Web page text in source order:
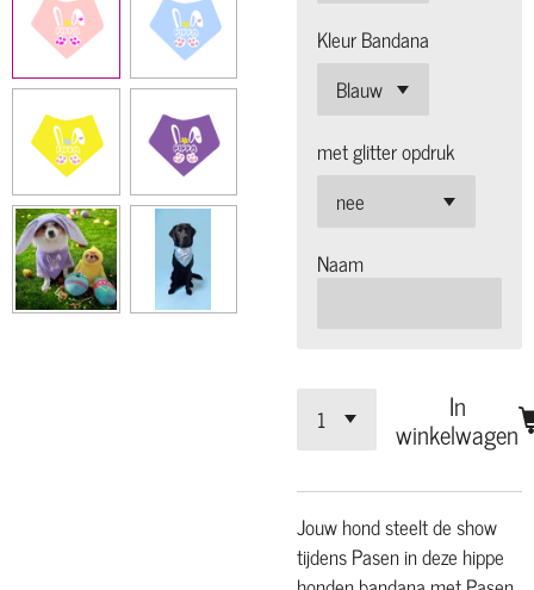
Kleur Bandana
met glitter opdruk
Naam
In
winkelwagen
Jouw hondsteelt de show
tijdens Pasen in deze hippe